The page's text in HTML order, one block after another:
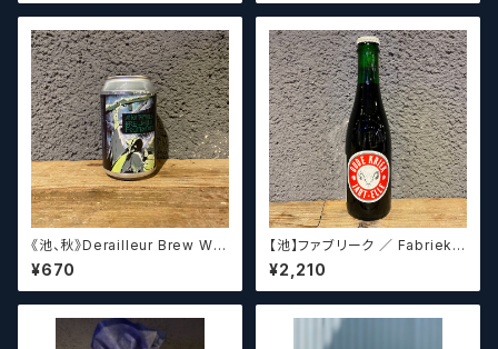
《池、秋》Derailleur Brew Wor
ks ANONYMOUS BREWH
OLIC FOUNDATION ディ
レイラブリューワークス
¥670
【池】ファブリーク ／ Fabriek
Oude Kriek Jart - Elle 37
5ml
¥2,210